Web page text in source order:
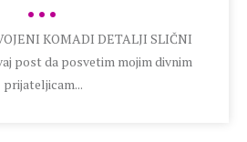
•••
KOMADI DETALJI SLIČNI
post da posvetim mojim divnim
prijateljicam...